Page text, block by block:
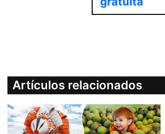
Artículos relacionados